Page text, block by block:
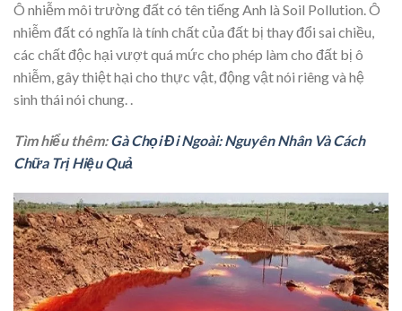
Ô nhiễm môi trường đất có tên tiếng Anh là Soil Pollution. Ô
nhiễm đất có nghĩa là tính chất của đất bị thay đổi sai chiều,
các chất độc hại vượt quá mức cho phép làm cho đất bị ô
nhiễm, gây thiệt hại cho thực vật, động vật nói riêng và hệ
sinh thái nói chung. .
Tìm hiểu thêm:Gà Chọi Đi Ngoài: Nguyên Nhân Và Cách
Chữa Trị Hiệu Quả